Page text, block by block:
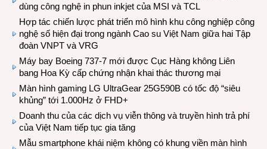
dùng công nghệ in phun inkjet của MSI và TCL
Hợp tác chiến lược phát triển mô hình khu công nghiệp công
nghệ số hiện đại trong ngành Cao su Việt Nam giữa hai Tập
đoàn VNPT và VRG
Máy bay Boeing 737-7 mới được Cục Hàng không Liên
bang Hoa Kỳ cấp chứng nhận khai thác thương mại
Màn hình gaming LG UltraGear 25G590B có tốc độ “siêu
khủng” tới 1.000Hz ở FHD+
Doanh thu của các dịch vụ viễn thông và truyền hình trả phí
của Việt Nam tiếp tục gia tăng
Mẫu smartphone khái niệm không có khung viền màn hình